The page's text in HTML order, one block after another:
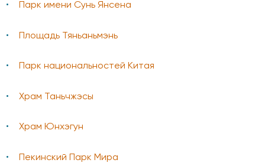
Парк имени Сунь Янсена
Площадь Тяньаньмэнь
Парк национальностей Китая
Храм Таньчжэсы
Храм Юнхэгун
Пекинский Парк Мира